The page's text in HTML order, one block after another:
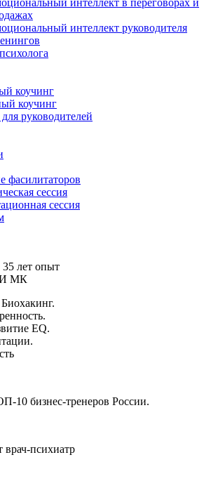
интеллект в переговорах и
интеллект руководителя
коучинг
коучинг
руководителей
фасилитаторов
сессия
сессия
35 лет опыт
И МК
EQ.
10 бизнес-тренеров России.
врач-психиатр